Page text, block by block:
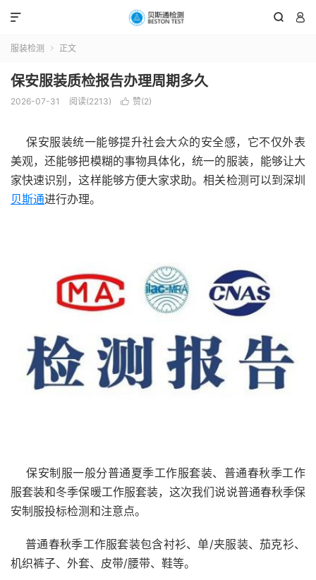
 

服装检测  正文
保安服装质检报告办理周期多久
2026-07-31 阅读(2213)  赞(2)
保安服装统一能够提升社会大众的安全感，它不仅外表
美观，还能够把模糊的事物具体化，统一的服装，能够让大
家快速识别，这样能够方便大家求助。相关检测可以到深圳
贝斯通进行办理。
保安制服一般分普通夏季工作服套装、普通春秋季工作
服套装和冬季保暖工作服套装，这次我们说说普通春秋季保
安制服投标检测和注意点。
普通春秋季工作服套装包含衬衫、单/夹服装、茄克衫、
机织裤子、外套、皮带/腰带、鞋等。